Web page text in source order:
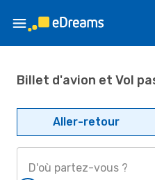
Billet d'avion et Vol
Aller-retour
D'où partez-vous ?